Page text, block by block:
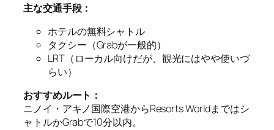
主な交通手段：
ホテルの無料シャトル
タクシー（Grabが一般的）
LRT（ローカル向けだが、観光にはやや使いづ
らい）
おすすめルート：
ニノイ・アキノ国際空港からResorts Worldまではシ
ャトルかGrabで10分以内。